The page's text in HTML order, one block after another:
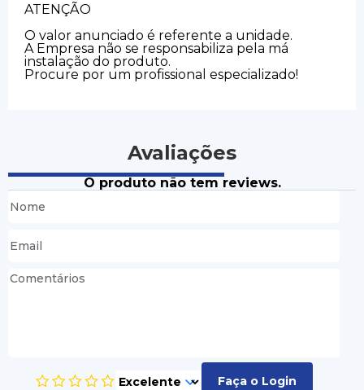
ATENÇÃO
O valor anunciado é referente a unidade.
A Empresa não se responsabiliza pela má
instalação do produto.
Procure por um profissional especializado!
Avaliações
O produto não tem reviews.
Faça o Login